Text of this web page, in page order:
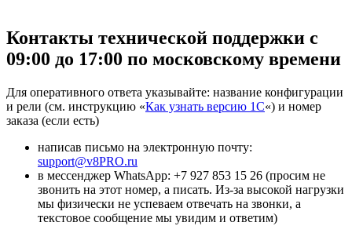
Контакты технической поддержки c
09:00 до 17:00 по московскому времени
Для оперативного ответа указывайте: название конфигурации
и рели (см. инструкцию «Как узнать версию 1С«) и номер
заказа (если есть)
написав письмо на электронную почту:
support@v8PRO.ru
в мессенджер WhatsApp: +7 927 853 15 26 (просим не
звонить на этот номер, а писать. Из-за высокой нагрузки
мы физически не успеваем отвечать на звонки, а
текстовое сообщение мы увидим и ответим)